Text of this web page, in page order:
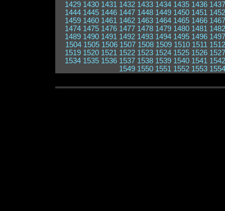
1429 1430 1431 1432 1433 1434 1435 1436 1437
1444 1445 1446 1447 1448 1449 1450 1451 1452
1459 1460 1461 1462 1463 1464 1465 1466 1467
1474 1475 1476 1477 1478 1479 1480 1481 1482
1489 1490 1491 1492 1493 1494 1495 1496 1497
1504 1505 1506 1507 1508 1509 1510 1511 1512
1519 1520 1521 1522 1523 1524 1525 1526 1527
1534 1535 1536 1537 1538 1539 1540 1541 1542
1549 1550 1551 1552 1553 1554